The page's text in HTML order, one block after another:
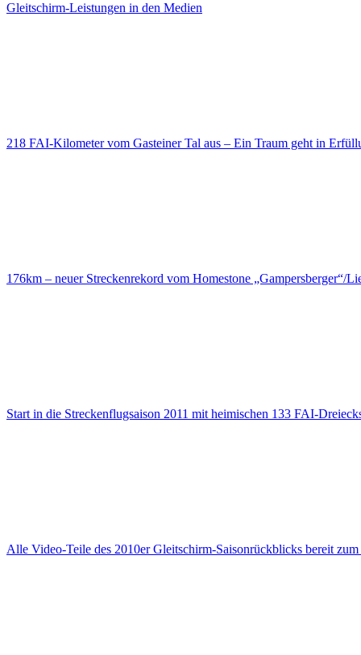
Gleitschirm-Leistungen in den Medien
218 FAI-Kilometer vom Gasteiner Tal aus – Ein Traum geht in
176km – neuer Streckenrekord vom Homestone „Gampersberger“/
Start in die Streckenflugsaison 2011 mit heimischen 133 FAI-
Alle Video-Teile des 2010er Gleitschirm-Saisonrückblicks bereit